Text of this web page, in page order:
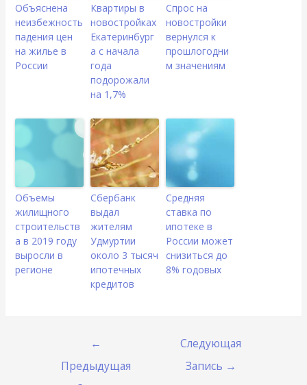
Объяснена
неизбежность
падения цен
на жилье в
России
Квартиры в
новостройках
Екатеринбург
а с начала
года
подорожали
на 1,7%
Спрос на
новостройки
вернулся к
прошлогодни
м значениям
Объемы
жилищного
строительств
а в 2019 году
выросли в
регионе
Сбербанк
выдал
жителям
Удмуртии
около 3 тысяч
ипотечных
кредитов
Средняя
ставка по
ипотеке в
России может
снизиться до
8% годовых
←
Предыдущая
Следующая
Запись →